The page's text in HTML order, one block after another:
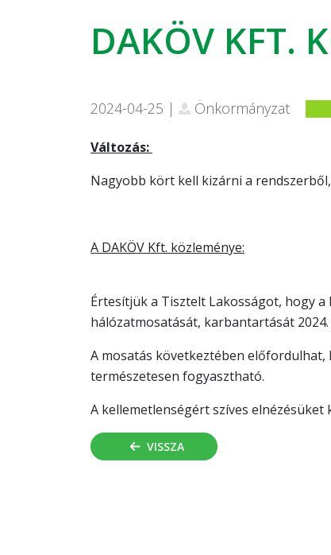
DAKÖV KFT.
2024-04-25 | Önkormányzat
Változás:
Nagyobb kört kell kizárni a
A DAKÖV Kft. közleménye:
Értesítjük a Tisztelt Lakosságot, hogy a
hálózatmosatását, karbantartását
A mosatás következtében előfordulhat,
természetesen fogyasztható.
A kellemetlenségért szíves elnézésüket
VISSZA